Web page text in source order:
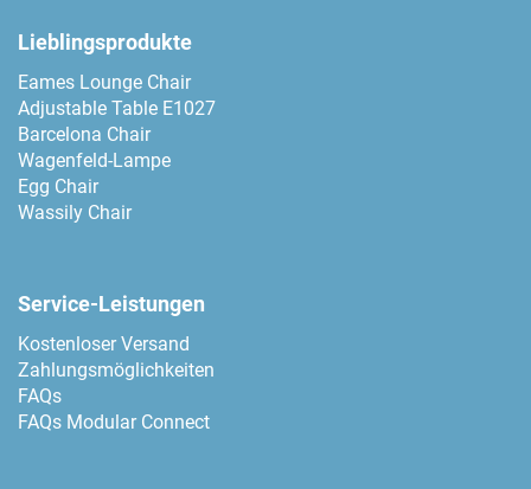
Lieblingsprodukte
Eames Lounge Chair
Adjustable Table E1027
Barcelona Chair
Wagenfeld-Lampe
Egg Chair
Wassily Chair
Service-Leistungen
Kostenloser Versand
Zahlungsmöglichkeiten
FAQs
FAQs Modular Connect